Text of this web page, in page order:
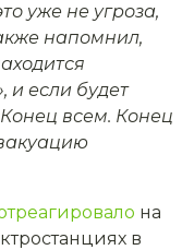
уже не угроза,
напомнил,
и если будет
всем. Конец
на
в